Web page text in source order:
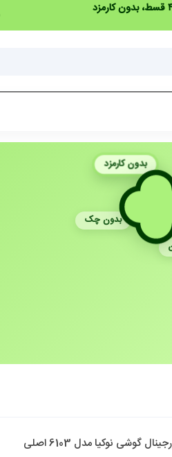
کارمزد
بدون کارمزد
بدون چک
گوشی نوکیا مدل 6103 اصلی